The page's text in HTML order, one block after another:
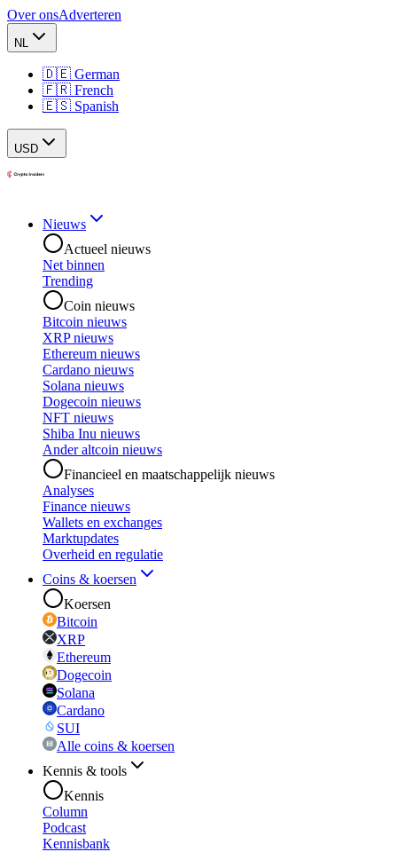
Over onsAdverteren
NL
🇩🇪 German
🇫🇷 French
🇪🇸 Spanish
USD
Nieuws
Actueel nieuws
Net binnen
Trending
Coin nieuws
Bitcoin nieuws
XRP nieuws
Ethereum nieuws
Cardano nieuws
Solana nieuws
Dogecoin nieuws
NFT nieuws
Shiba Inu nieuws
Ander altcoin nieuws
Financieel en maatschappelijk nieuws
Analyses
Finance nieuws
Wallets en exchanges
Marktupdates
Overheid en regulatie
Coins & koersen
Koersen
Bitcoin
XRP
Ethereum
Dogecoin
Solana
Cardano
SUI
Alle coins & koersen
Kennis & tools
Kennis
Column
Podcast
Kennisbank